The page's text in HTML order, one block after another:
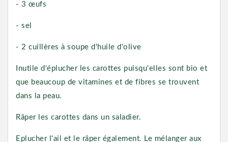
- 3 œufs
- sel
- 2 cuillères à soupe d'huile d'olive
Inutile d'éplucher les carottes puisqu'elles sont bio et
que beaucoup de vitamines et de fibres se trouvent
dans la peau.
Râper les carottes dans un saladier.
Eplucher l'ail et le râper également. Le mélanger aux